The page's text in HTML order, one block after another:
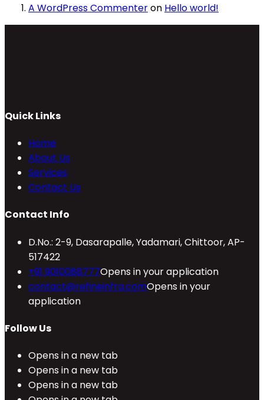
A WordPress Commenteron Hello world!
Quick Links
Home
About Us
Services
Contact Us
Contact Info
D.No.: 2-9, Dasarapalle, Yadamari, Chittoor, AP-
517422
+91 9010088777Opens in your application
contact@refineinfra.comOpens in your
application
Follow Us
Opens in a new tab
Opens in a new tab
Opens in a new tab